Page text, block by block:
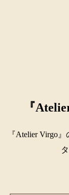
『
『Atelier Virgo